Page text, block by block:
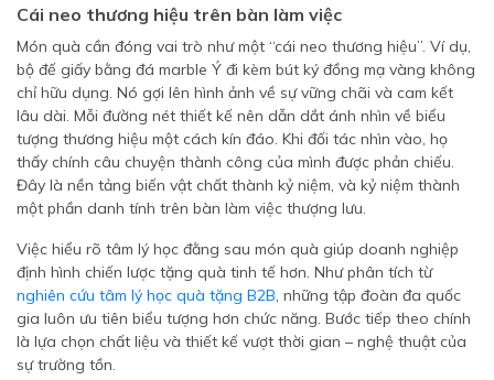
Cái neo thương hiệu trên bàn làm việc
Món quà cần đóng vai trò như một “cái neo thương hiệu”. Ví dụ,
bộ đế giấy bằng đá marble Ý đi kèm bút ký đồng mạ vàng không
chỉ hữu dụng. Nó gợi lên hình ảnh về sự vững chãi và cam kết
lâu dài. Mỗi đường nét thiết kế nên dẫn dắt ánh nhìn về biểu
tượng thương hiệu một cách kín đáo. Khi đối tác nhìn vào, họ
thấy chính câu chuyện thành công của mình được phản chiếu.
Đây là nền tảng biến vật chất thành kỷ niệm, và kỷ niệm thành
một phần danh tính trên bàn làm việc thượng lưu.
Việc hiểu rõ tâm lý học đằng sau món quà giúp doanh nghiệp
định hình chiến lược tặng quà tinh tế hơn. Như phân tích từ
nghiên cứu tâm lý học quà tặng B2B, những tập đoàn đa quốc
gia luôn ưu tiên biểu tượng hơn chức năng. Bước tiếp theo chính
là lựa chọn chất liệu và thiết kế vượt thời gian – nghệ thuật của
sự trường tồn.